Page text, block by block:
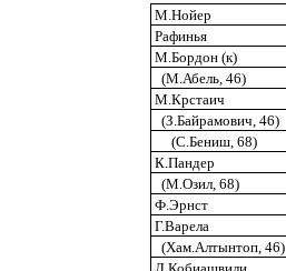
М.Нойер
Рафинья
М.Бордон (к)
(М.Абель, 46)
М.Крстаич
(З.Байрамович, 46)
(С.Бениш, 68)
К.Пандер
(М.Озил, 68)
Ф.Эрнст
Г.Варела
(Хам.Алтынтоп, 46)